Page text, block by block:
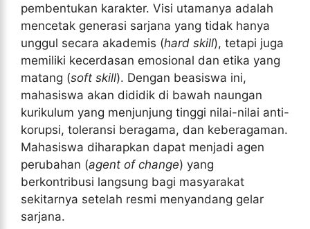
pembentukan karakter. Visi utamanya adalah
mencetak generasi sarjana yang tidak hanya
unggul secara akademis (hard skill), tetapi juga
memiliki kecerdasan emosional dan etika yang
matang (soft skill). Dengan beasiswa ini,
mahasiswa akan dididik di bawah naungan
kurikulum yang menjunjung tinggi nilai-nilai anti-
korupsi, toleransi beragama, dan keberagaman.
Mahasiswa diharapkan dapat menjadi agen
perubahan (agent of change) yang
berkontribusi langsung bagi masyarakat
sekitarnya setelah resmi menyandang gelar
sarjana.